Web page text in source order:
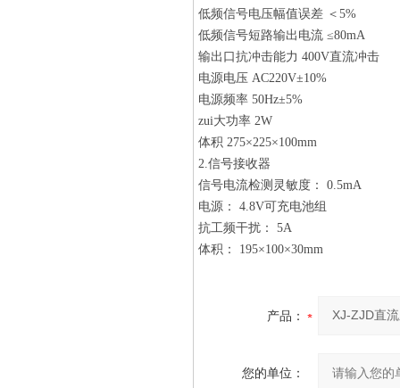
低频信号电压幅值误差 ＜5%
低频信号短路输出电流 ≤80mA
输出口抗冲击能力 400V直流冲击
电源电压 AC220V±10%
电源频率 50Hz±5%
zui大功率 2W
体积 275×225×100mm
2.信号接收器
信号电流检测灵敏度： 0.5mA
电源： 4.8V可充电池组
抗工频干扰： 5A
体积： 195×100×30mm
产品：
您的单位：